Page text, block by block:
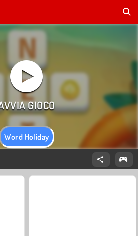
Word Holiday